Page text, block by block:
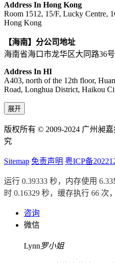
Address In Hong Kong
Room 1512, 15/F, Lucky Centre,
Hong Kong
【海南】分公司地址
海南省海口市龙华区大同路36
Address In HI
A403, north of the 12th floor,
Road, Longhua District, Haikou
展开
版权所有 © 2009-2024 广州昶
究
Sitemap 免责声明 粤ICP备
运行 0.39333 秒，内存使用
时 0.16329 秒，缓存执行 66 次
咨询
微信
Lynn罗小姐